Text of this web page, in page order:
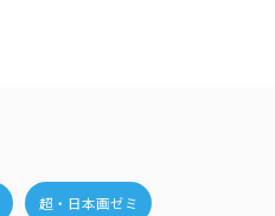
超・日本画ゼミ